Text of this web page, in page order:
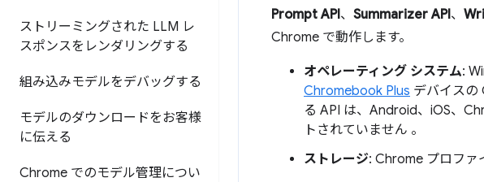
ストリーミングされた LLM レ
スポンスをレンダリングする
組み込みモデルをデバッグする
モデルのダウンロードをお客様
に伝える
Chrome でのモデル管理につい
Prompt API、 Summarizer API、
Chrome で動作します。
オペレーティング システム:
Chromebook Plus デバイスの
る API は、Android、iOS、
トされていません 。
ストレージ: Chrome プロファ